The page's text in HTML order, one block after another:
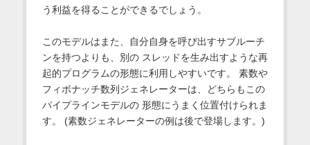
う利益を得ることができるでしょう。
このモデルはまた、自分自身を呼び出すサブルーチ
ンを持つよりも、別の スレッドを生み出すような再
起的プログラムの形態に利用しやすいです。 素数や
フィボナッチ数列ジェネレーターは、どちらもこの
パイプラインモデルの 形態にうまく位置付けられま
す。 (素数ジェネレーターの例は後で登場します。)